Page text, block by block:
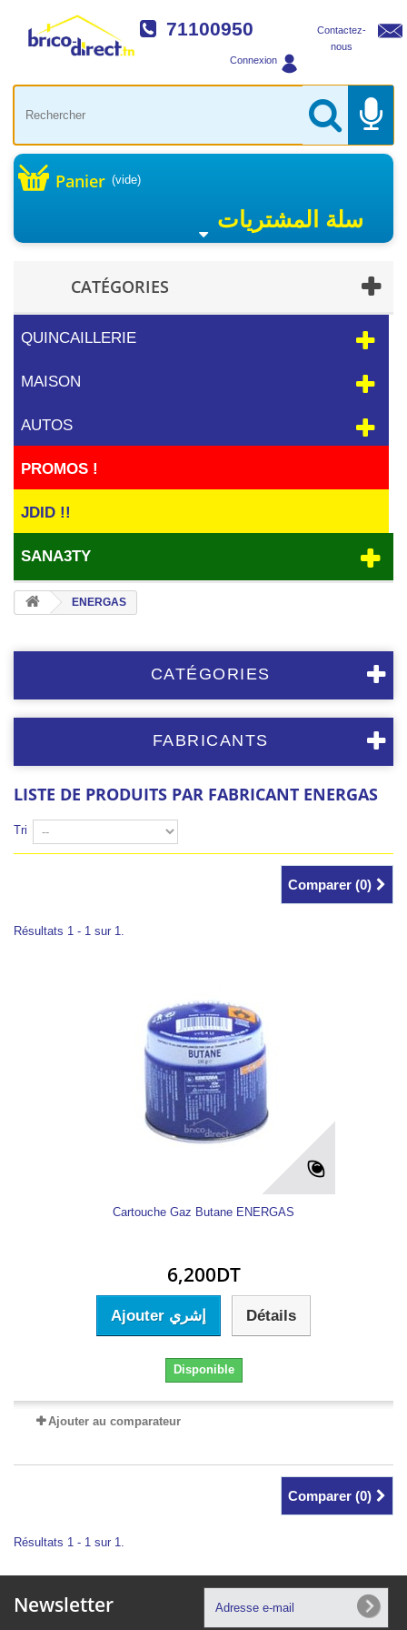
Contactez-
nous
71100950
Connexion
Panier (vide)
سلة المشتريات
CATÉGORIES
QUINCAILLERIE
MAISON
AUTOS
PROMOS !
JDID !!
SANA3TY
ENERGAS
CATÉGORIES
FABRICANTS
LISTE DE PRODUITS PAR FABRICANT ENERGAS
Tri
Comparer (0)
Résultats 1 - 1 sur 1.
Cartouche Gaz Butane ENERGAS
6,200DT
Ajouter إشري Détails
Disponible
Ajouter au comparateur
Comparer (0)
Résultats 1 - 1 sur 1.
Newsletter